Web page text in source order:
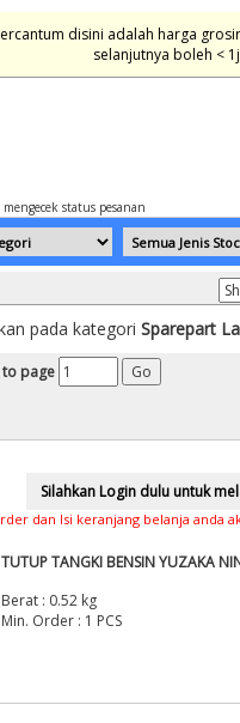
disini adalah harga
selanjutnya boleh <
status pesanan
pada kategori Sparepart
to page
dan Isi keranjang belanja anda
TUTUP TANGKI BENSIN YUZAKA
Berat : 0.52 kg
Min. Order : 1 PCS